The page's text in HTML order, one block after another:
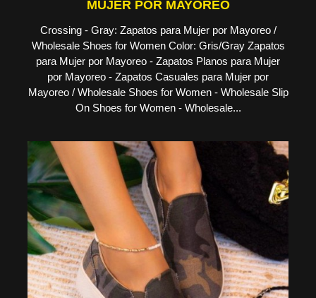
MUJER POR MAYOREO
Crossing - Gray: Zapatos para Mujer por Mayoreo /
Wholesale Shoes for Women Color: Gris/Gray Zapatos
para Mujer por Mayoreo - Zapatos Planos para Mujer
por Mayoreo - Zapatos Casuales para Mujer por
Mayoreo / Wholesale Shoes for Women - Wholesale Slip
On Shoes for Women - Wholesale...